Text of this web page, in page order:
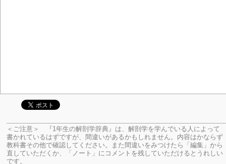
＜ご注意＞ 『1年生の解剖学辞典』は、解剖学を学んでいる人によって
書かれているはずですが、間違いがあるかもしれません。内容はかならず
教科書その他で確認してください。
また間違いをみつけたら「編集」から
直していただくか、「ノート」にコメントを残していただけるとうれしい
です。